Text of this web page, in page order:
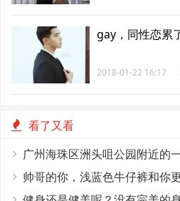
gay，同性恋累
2018-01-22 16:17
看了又看
广州海珠区洲头咀公园附近的
帅哥的你，浅蓝色牛仔裤和你